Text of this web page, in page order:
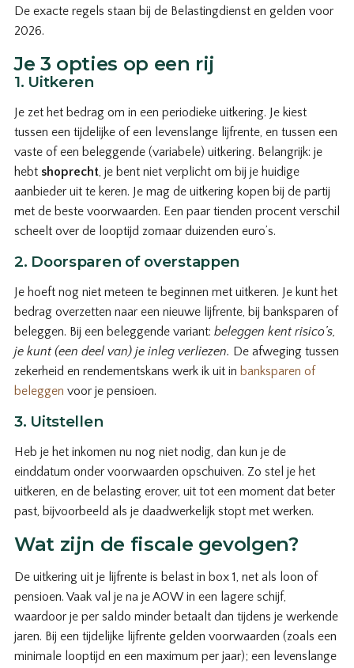
De exacte regels staan bij de Belastingdienst en gelden voor
2026.
Je 3 opties op een rij
1. Uitkeren
Je zet het bedrag om in een periodieke uitkering. Je kiest
tussen een tijdelijke of een levenslange lijfrente, en tussen een
vaste of een beleggende (variabele) uitkering. Belangrijk: je
hebt shoprecht, je bent niet verplicht om bij je huidige
aanbieder uit te keren. Je mag de uitkering kopen bij de partij
met de beste voorwaarden. Een paar tienden procent verschil
scheelt over de looptijd zomaar duizenden euro’s.
2. Doorsparen of overstappen
Je hoeft nog niet meteen te beginnen met uitkeren. Je kunt het
bedrag overzetten naar een nieuwe lijfrente, bij banksparen of
beleggen. Bij een beleggende variant: beleggen kent risico’s,
je kunt (een deel van) je inleg verliezen. De afweging tussen
zekerheid en rendementskans werk ik uit in banksparen of
beleggen voor je pensioen.
3. Uitstellen
Heb je het inkomen nu nog niet nodig, dan kun je de
einddatum onder voorwaarden opschuiven. Zo stel je het
uitkeren, en de belasting erover, uit tot een moment dat beter
past, bijvoorbeeld als je daadwerkelijk stopt met werken.
Wat zijn de fiscale gevolgen?
De uitkering uit je lijfrente is belast in box 1, net als loon of
pensioen. Vaak val je na je AOW in een lagere schijf,
waardoor je per saldo minder betaalt dan tijdens je werkende
jaren. Bij een tijdelijke lijfrente gelden voorwaarden (zoals een
minimale looptijd en een maximum per jaar); een levenslange